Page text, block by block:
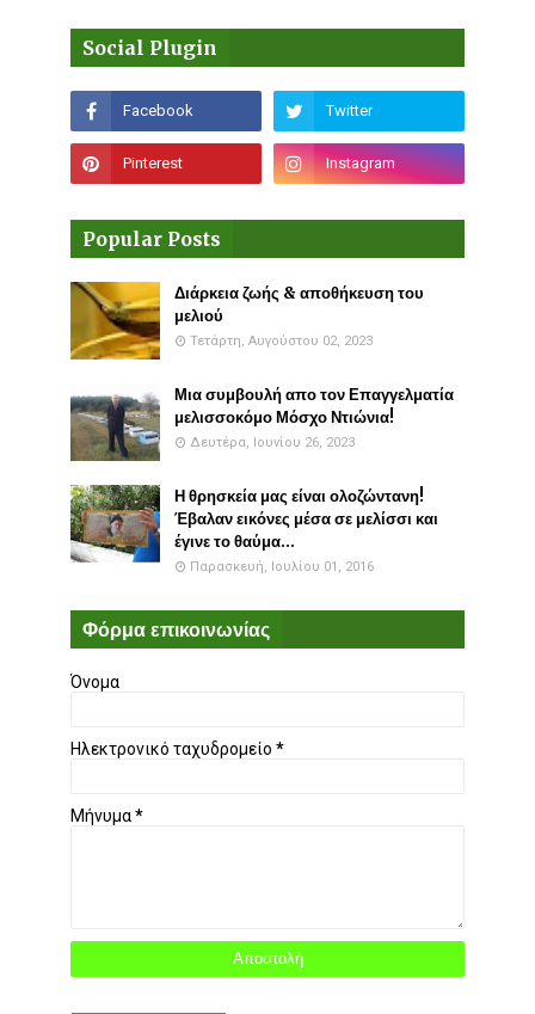
Social Plugin
Popular Posts
Διάρκεια ζωής & αποθήκευση του
μελιού
Τετάρτη, Αυγούστου 02, 2023
Μια συμβουλή απο τον Επαγγελματία
μελισσοκόμο Μόσχο Ντιώνια!
Δευτέρα, Ιουνίου 26, 2023
Η θρησκεία μας είναι ολοζώντανη!
Έβαλαν εικόνες μέσα σε μελίσσι και
έγινε το θαύμα...
Παρασκευή, Ιουλίου 01, 2016
Φόρμα επικοινωνίας
Όνομα
Ηλεκτρονικό ταχυδρομείο *
Μήνυμα*